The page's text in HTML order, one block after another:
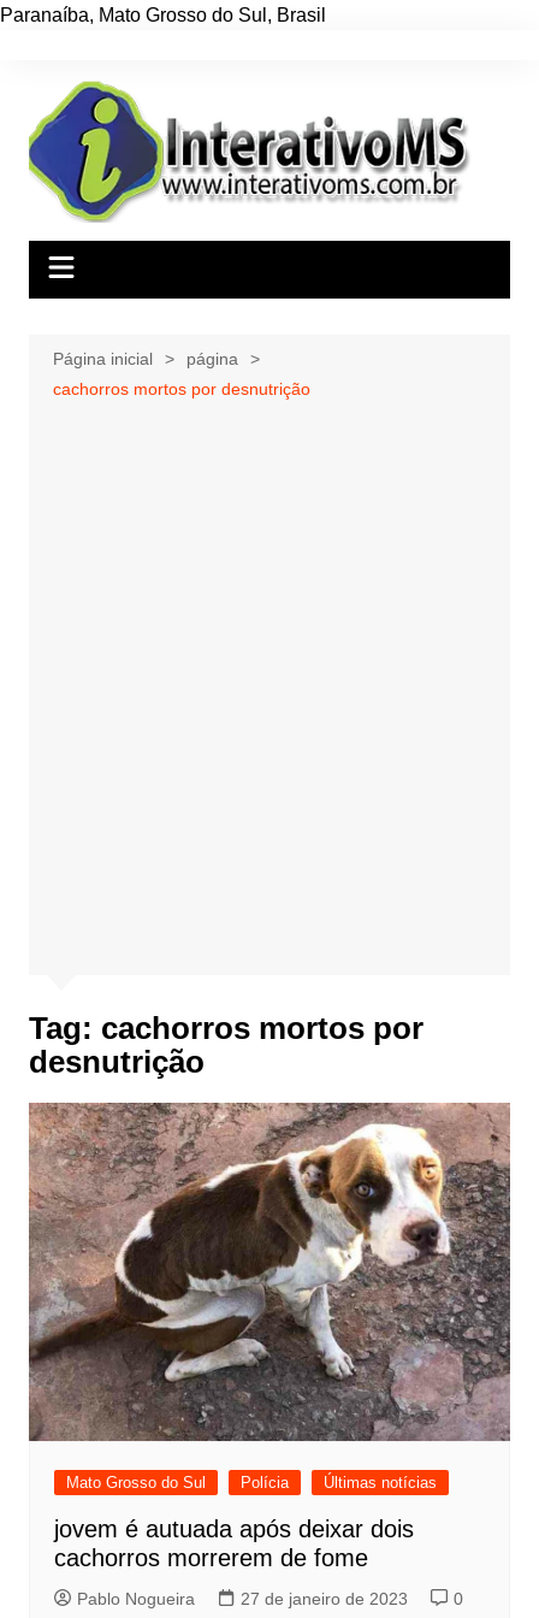
Paranaíba, Mato Grosso do Sul , Brasil
conteúdo
Página inicial
página
cachorros mortos por desnutrição
Tag: cachorros mortos por
desnutrição
Mato Grosso do Sul Polícia Últimas notícias
jovem é autuada após deixar dois
cachorros morrerem de fome
Pablo Nogueira 27 de janeiro de 2023 0